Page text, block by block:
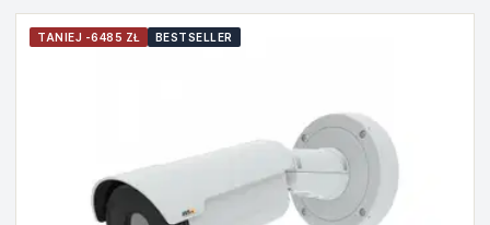
TANIEJ -6485 ZŁ BESTSELLER